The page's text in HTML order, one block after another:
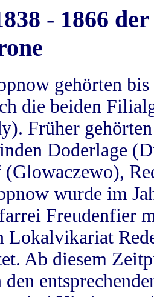
- 1866
gehörten
die beiden
Früher
Doderlage
wurde im
Freudenfier
Lokalvikariat
Ab diesem